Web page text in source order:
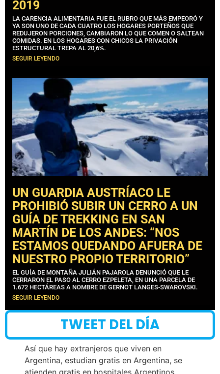
2019
LA CARENCIA ALIMENTARIA FUE EL RUBRO QUE MÁS EMPEORÓ Y
YA SON UNO DE CADA CUATRO LOS HOGARES PORTEÑOS QUE
REDUJERON PORCIONES, CAMBIARON LO QUE COMEN O SALTEAN
COMIDAS. EN LOS HOGARES CON CHICOS LA PRIVACIÓN
ESTRUCTURAL TREPA AL 20,6%.
SEGUIR LEYENDO
UN GUARDIA AUSTRÍACO LE
PROHIBIÓ SUBIR UN CERRO A UN
GUÍA DE TREKKING EN SAN
MARTÍN DE LOS ANDES: “NOS
ESTAMOS QUEDANDO AFUERA DE
NUESTRO PROPIO TERRITORIO”
EL GUÍA DE MONTAÑA JULIÁN PAJAROLA DENUNCIÓ QUE LE
CERRARON EL PASO AL CERRO EZPELETA, EN UNA PARCELA DE
1.672 HECTÁREAS A NOMBRE DE GERNOT LANGES-SWAROVSKI.
SEGUIR LEYENDO
TWEET DEL DÍA
Así que hay extranjeros que viven en
Argentina, estudian gratis en Argentina, se